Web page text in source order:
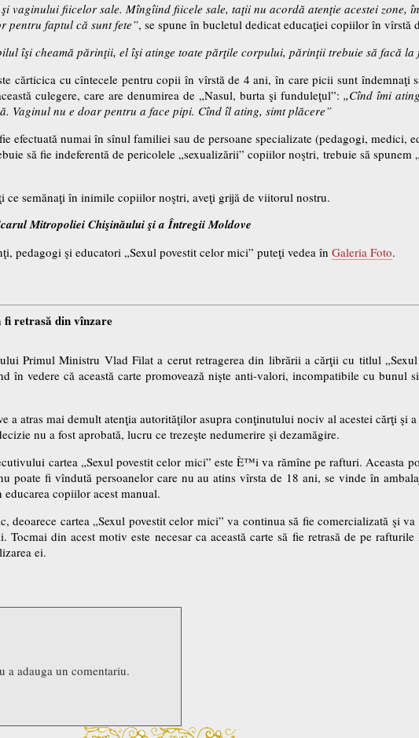
vaginului fiicelor sale. Mîngîind fiicele sale, taţii nu acordă atenţie acestei zone,
pentru faptul că sunt fete”, se spune în bucletul dedicat educaţiei copiilor în vîrstă
îşi cheamă părinţii, el îşi atinge toate părţile corpului, părinţii trebuie să facă la
cărticica cu cîntecele pentru copii în vîrstă de 4 ani, în care picii sunt îndemnaţi
culegere, care are denumirea de „Nasul, burta şi funduleţul”: „Cînd îmi
Vaginul nu e doar pentru a face pipi. Cînd îl ating, simt plăcere”
efectuată numai în sînul familiei sau de persoane specializate (pedagogi, medici,
să fie indeferentă de pericolele „sexualizării” copiilor noştri, trebuie să spunem
semănaţi în inimile copiilor noştri, aveţi grijă de viitorul nostru.
Mitropoliei Chişinăului şi a Întregii Moldove
pedagogi şi educatori „Sexul povestit celor mici” puteţi vedea în Galeria Foto.
fi retrasă din vînzare
Primul Ministru Vlad Filat a cerut retragerea din librării a cărţii cu titlul
în vedere că această carte promovează nişte anti-valori, incompatibile cu bunul
atras mai demult atenţia autorităţilor asupra conţinutului nociv al acestei cărţi şi a
nu a fost aprobată, lucru ce trezeşte nedumerire şi dezamăgire.
cartea „Sexul povestit celor mici” este È™i va rămîne pe rafturi. Aceasta
poate fi vîndută persoanelor care nu au atins vîrsta de 18 ani, se vinde în
copiilor acest manual.
deoarece cartea „Sexul povestit celor mici” va continua să fie comercializată şi
Tocmai din acest motiv este necesar ca această carte să fie retrasă de pe
ei.
a adauga un comentariu.